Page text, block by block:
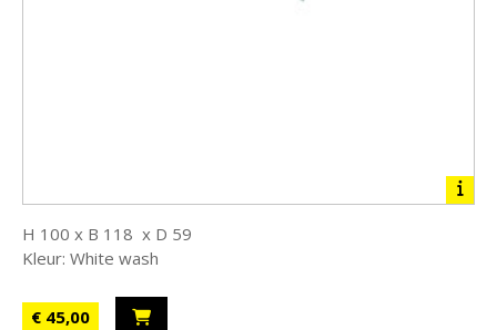
H 100 x B 118 x D 59
Kleur: White wash
€ 45,00